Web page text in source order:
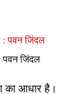
पवन जिंदल
का आधार है।